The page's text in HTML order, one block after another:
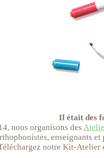
Il était des
nous organisons des
enseignants
notre Kit-